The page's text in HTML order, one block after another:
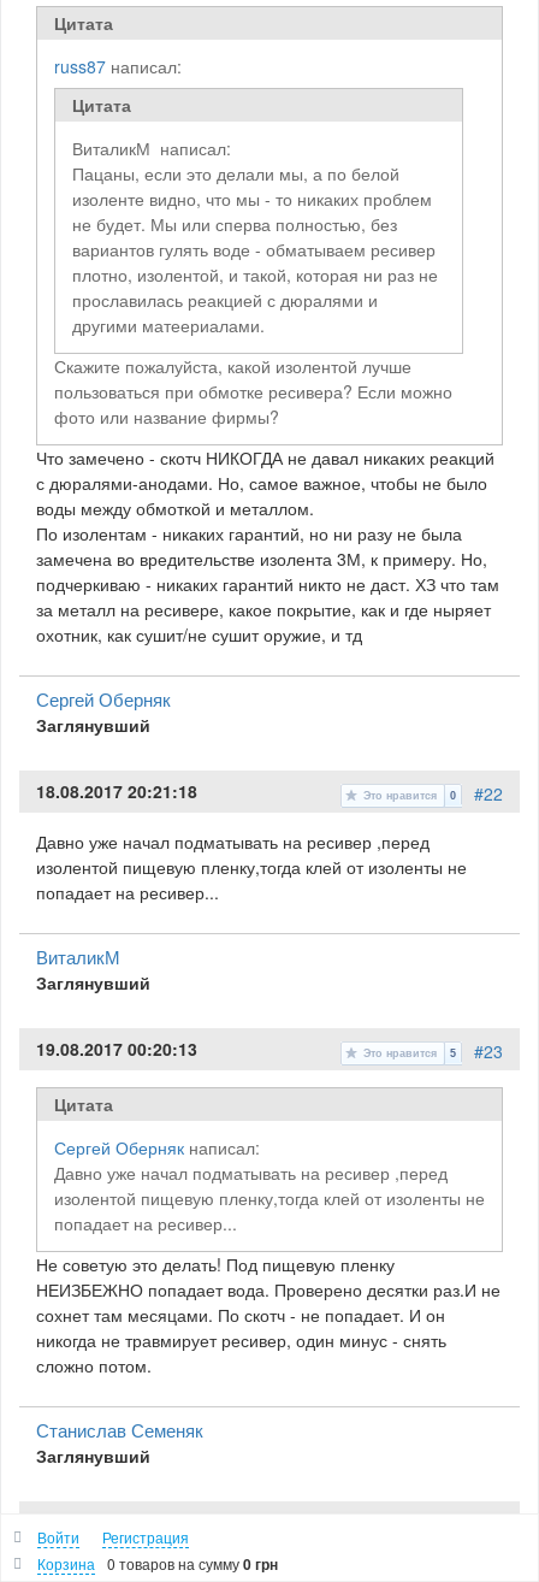
Цитата
russ87 написал:
Цитата
ВиталикМ написал:
Пацаны, если это делали мы, а по белой
изоленте видно, что мы - то никаких проблем
не будет. Мы или сперва полностью, без
вариантов гулять воде - обматываем ресивер
плотно, изолентой, и такой, которая ни раз не
прославилась реакцией с дюралями и
другими матеериалами.
Скажите пожалуйста, какой изолентой лучше
пользоваться при обмотке ресивера? Если можно
фото или название фирмы?
Что замечено - скотч НИКОГДА не давал никаких реакций
с дюралями-анодами. Но, самое важное, чтобы не было
воды между обмоткой и металлом.
По изолентам - никаких гарантий, но ни разу не была
замечена во вредительстве изолента 3М, к примеру. Но,
подчеркиваю - никаких гарантий никто не даст. ХЗ что там
за металл на ресивере, какое покрытие, как и где ныряет
охотник, как сушит/не сушит оружие, и тд
Сергей Оберняк
Заглянувший
#22
Это нравится 0
18.08.2017 20:21:18
Давно уже начал подматывать на ресивер ,перед
изолентой пищевую пленку,тогда клей от изоленты не
попадает на ресивер...
ВиталикМ
Заглянувший
#23
Это нравится 5
19.08.2017 00:20:13
Цитата
Сергей Оберняк написал:
Давно уже начал подматывать на ресивер ,перед
изолентой пищевую пленку,тогда клей от изоленты не
попадает на ресивер...
Не советую это делать! Под пищевую пленку
НЕИЗБЕЖНО попадает вода. Проверено десятки раз.И не
сохнет там месяцами. По скотч - не попадает. И он
никогда не травмирует ресивер, один минус - снять
сложно потом.
Станислав Семеняк
Заглянувший
Войти
Регистрация
Корзина
0 товаровна сумму0 грн